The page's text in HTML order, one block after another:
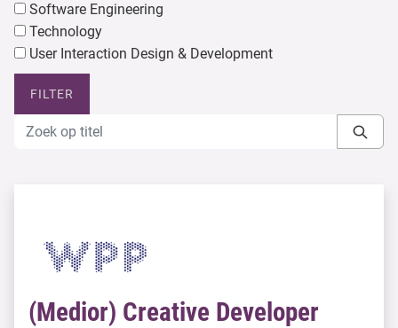
Software Engineering
Technology
User Interaction Design & Development
FILTER
(Medior) Creative Developer